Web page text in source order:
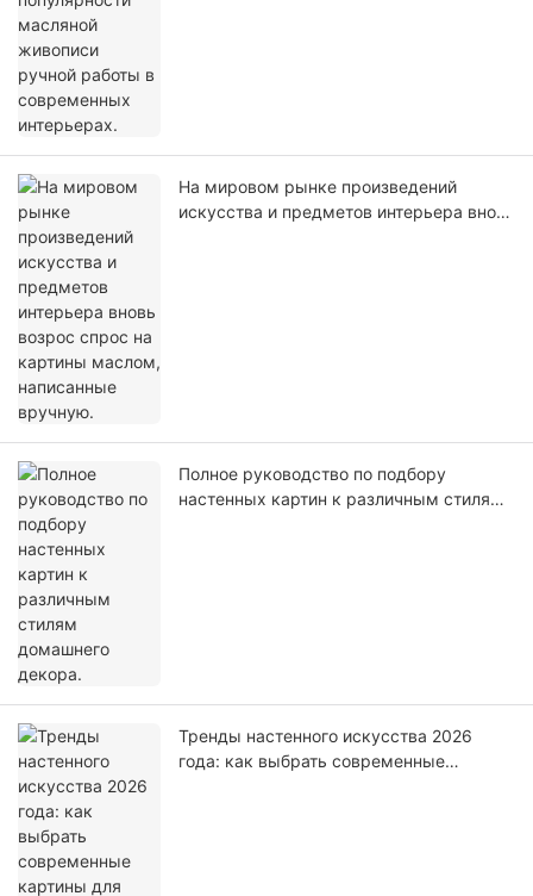
На мировом рынке произведений
искусства и предметов интерьера вновь
Полное руководство по подбору
настенных картин к различным стилям
Тренды настенного искусства 2026
года: как выбрать современные